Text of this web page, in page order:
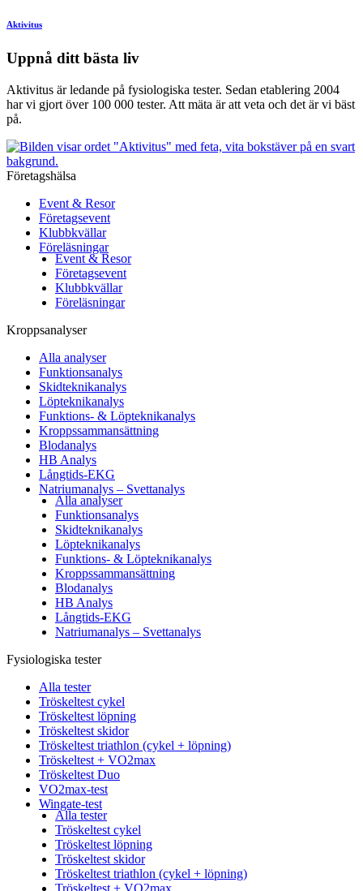
Aktivitus
Uppnå ditt bästa liv
Aktivitus är ledande på fysiologiska tester. Sedan etablering 2004
har vi gjort över 100 000 tester. Att mäta är att veta och det är vi bäst
på.
Företagshälsa
Event & Resor
Företagsevent
Klubbkvällar
Föreläsningar
Event & Resor
Företagsevent
Klubbkvällar
Föreläsningar
Kroppsanalyser
Alla analyser
Funktionsanalys
Skidteknikanalys
Löpteknikanalys
Funktions- & Löpteknikanalys
Kroppssammansättning
Blodanalys
HB Analys
Långtids-EKG
Natriumanalys – Svettanalys
Alla analyser
Funktionsanalys
Skidteknikanalys
Löpteknikanalys
Funktions- & Löpteknikanalys
Kroppssammansättning
Blodanalys
HB Analys
Långtids-EKG
Natriumanalys – Svettanalys
Fysiologiska tester
Alla tester
Tröskeltest cykel
Tröskeltest löpning
Tröskeltest skidor
Tröskeltest triathlon (cykel + löpning)
Tröskeltest + VO2max
Tröskeltest Duo
VO2max-test
Wingate-test
Alla tester
Tröskeltest cykel
Tröskeltest löpning
Tröskeltest skidor
Tröskeltest triathlon (cykel + löpning)
Tröskeltest + VO2max